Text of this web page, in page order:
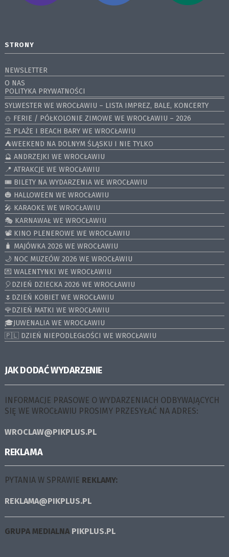
STRONY
NEWSLETTER
O NAS
POLITYKA PRYWATNOŚCI
SYLWESTER WE WROCŁAWIU – LISTA IMPREZ, BALE, KONCERTY
⛄️ FERIE / PÓŁKOLONIE ZIMOWE WE WROCŁAWIU – 2026
⛱️ PLAŻE I BEACH BARY WE WROCŁAWIU
⛺️WEEKEND NA DOLNYM ŚLĄSKU I NIE TYLKO
🔮 ANDRZEJKI WE WROCŁAWIU
📍 ATRAKCJE WE WROCŁAWIU
🎟️ BILETY NA WYDARZENIA WE WROCŁAWIU
🎃 HALLOWEEN WE WROCŁAWIU
🎤 KARAOKE WE WROCŁAWIU
🎭 KARNAWAŁ WE WROCŁAWIU
📽️ KINO PLENEROWE WE WROCŁAWIU
🧳 MAJÓWKA 2026 WE WROCŁAWIU
🌙 NOC MUZEÓW 2026 WE WROCŁAWIU
💌 WALENTYNKI WE WROCŁAWIU
🎈DZIEŃ DZIECKA 2026 WE WROCŁAWIU
🌷DZIEŃ KOBIET WE WROCŁAWIU
🌹DZIEŃ MATKI WE WROCŁAWIU
🎓JUWENALIA WE WROCŁAWIU
🇵🇱 DZIEŃ NIEPODLEGŁOŚCI WE WROCŁAWIU
JAK DODAĆ WYDARZENIE
INFORMACJE PRASOWE O WYDARZENIACH ODBYWAJĄCYCH
SIĘ WE WROCŁAWIU PROSIMY PRZESYŁAĆ NA ADRES:
WROCLAW@PIKPLUS.PL
REKLAMA
PYTANIA W SPRAWIE REKLAMY:
REKLAMA@PIKPLUS.PL
GRUPA MEDIALNA PIKPLUS.PL